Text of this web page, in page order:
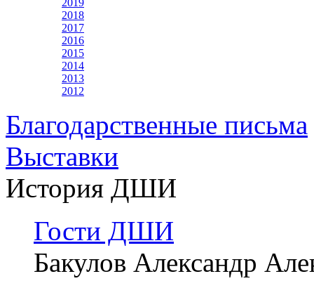
2018
2017
2016
2015
2014
2013
2012
Благодарственные письма
Выставки
История ДШИ
Гости ДШИ
Бакулов Александр